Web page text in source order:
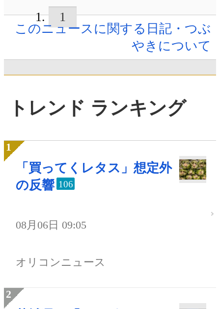
1
このニュースに関する日記・つぶ
やきについて
トレンド ランキング
「買ってくレタス」想定外
の反響 106
08月06日 09:05
オリコンニュース